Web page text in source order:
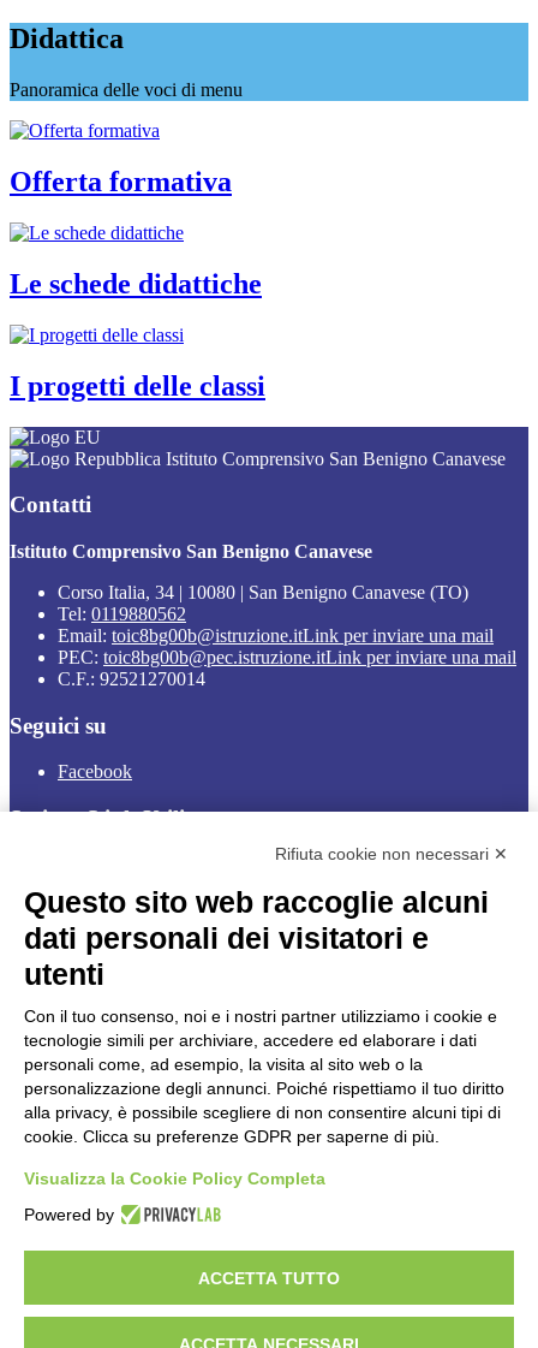
Didattica
Panoramica delle voci di menu
Offerta formativa
Le schede didattiche
I progetti delle classi
Istituto Comprensivo San Benigno Canavese
Contatti
Istituto Comprensivo San Benigno Canavese
Corso Italia, 34 | 10080 | San Benigno Canavese (TO)
Tel: 0119880562
Email: toic8bg00b@istruzione.itLink per inviare una mail
PEC: toic8bg00b@pec.istruzione.itLink per inviare una mail
C.F.: 92521270014
Seguici su
Facebook
Sezione Link Utili
Informativa Privacy
Ufficio Relazioni con il Pubblico
Dichiarazione di accessibilità
Obiettivi di accessibilità
Gestione consensi cookie
Amministrazione trasparente
Pagina visualizzata
1537 volte
Sezione Copyright
Copyright 2026 | Engineered and powered by Gruppo Spaggiari
Parma S.p.A. | Divisione Publishing & New Social Media
Rifiuta cookie non necessari ✕
Questo sito web raccoglie alcuni
dati personali dei visitatori e
utenti
Con il tuo consenso, noi e i nostri partner utilizziamo i cookie e
tecnologie simili per archiviare, accedere ed elaborare i dati
personali come, ad esempio, la visita al sito web o la
personalizzazione degli annunci. Poiché rispettiamo il tuo diritto
alla privacy, è possibile scegliere di non consentire alcuni tipi di
cookie. Clicca su preferenze GDPR per saperne di più.
Visualizza la Cookie Policy Completa
Powered by
ACCETTA TUTTO
ACCETTA NECESSARI